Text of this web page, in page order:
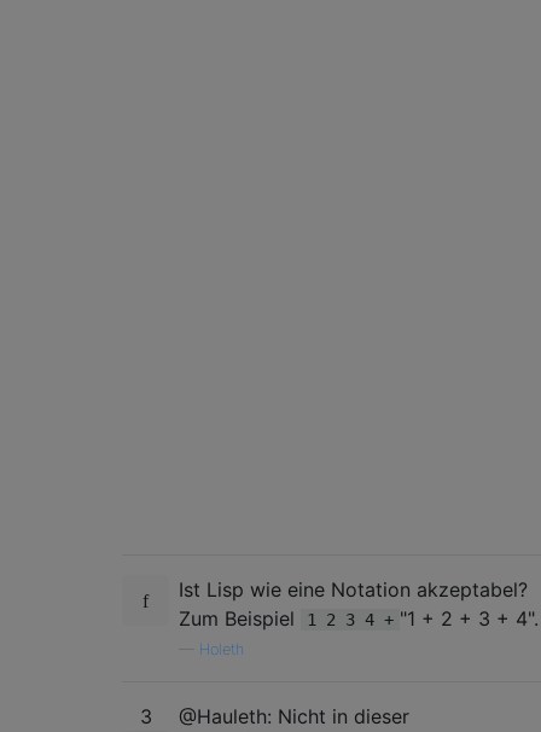
Ist Lisp wie eine Notation akzeptabel?
Zum Beispiel
1 2 3 4 + "1 + 2 + 3 + 4".
Holeth
3
@Hauleth: Nicht in dieser